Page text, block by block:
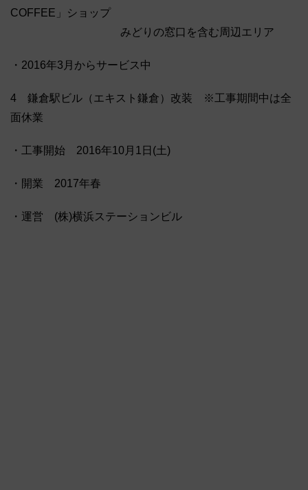
COFFEE」ショップ
みどりの窓口を含む周辺エリア
・2016年3月からサービス中
4 鎌倉駅ビル（エキスト鎌倉）改装 ※工事期間中は全
面休業
・工事開始 2016年10月1日(土)
・開業 2017年春
・運営 (株)横浜ステーションビル